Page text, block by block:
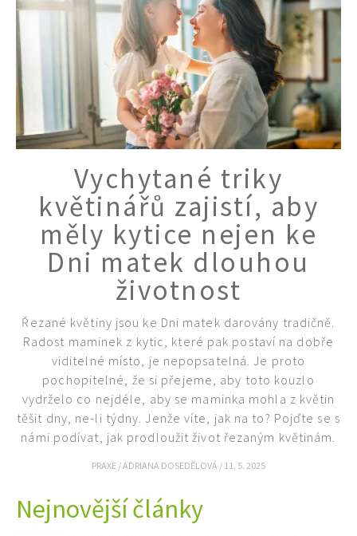
Objednat >
Naše krásná zahrada Speciál
Vychytané triky
květinářů zajistí, aby
měly kytice nejen ke
Dni matek dlouhou
životnost
Řezané květiny jsou ke Dni matek darovány tradičně.
Radost maminek z kytic, které pak postaví na dobře
viditelné místo, je nepopsatelná. Je proto
pochopitelné, že si přejeme, aby toto kouzlo
vydrželo co nejdéle, aby se maminka mohla z květin
těšit dny, ne-li týdny. Jenže víte, jak na to? Pojďte se s
námi podívat, jak prodloužit život řezaným květinám.
PRAXE /ADRIANA DOSEDĚLOVÁ / 11. 5. 2025
Nejnovější články